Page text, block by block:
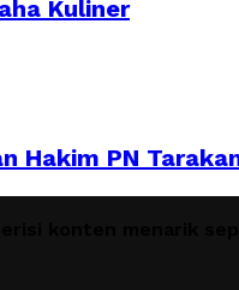
Kuliner
Hakim PN